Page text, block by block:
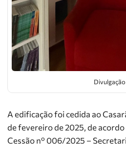
Divulgação
A edificação foi cedida ao
de fevereiro de 2025, de
Cessão nº 006/2025 –